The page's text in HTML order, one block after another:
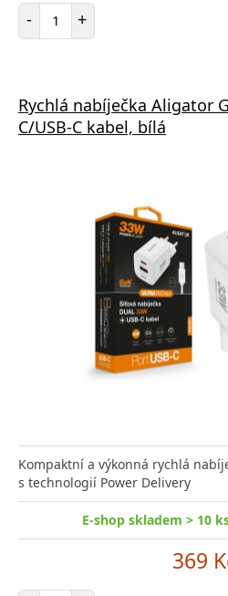
- Počet položek
+
Rychlá nabíječka Aligator
C/USB-C kabel, bílá
Kompaktní a výkonná rychlá
s technologií Power Delivery
E-shop skladem > 10
369